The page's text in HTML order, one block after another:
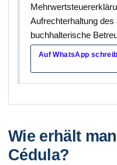
Aufrechterhaltung
buchhalterische
Auf WhatsApp
Wie erhält
Cédula?